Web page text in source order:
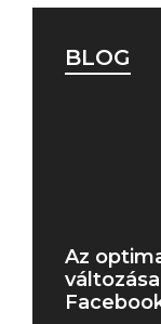
BLOG
Az